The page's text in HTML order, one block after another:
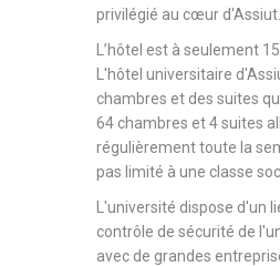
privilégié au cœur d'Assiut.
L’hôtel est à seulement
L'hôtel universitaire
chambres et des suites
64 chambres et 4 suites
régulièrement toute la
pas limité à une classe
L'université dispose d'un
contrôle de sécurité de
avec de grandes